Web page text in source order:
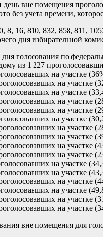
вне помещения
без учета времени,
16, 810, 832, 858, 811,
дня избирательной
голосования по
из 1 227
на участке
на участке
на участке
на участке
на участке
на участке
на участке
на участке
на участке
на участке
на участке
на участке
на участке
на участке
на участке
на участке
вне помещения для